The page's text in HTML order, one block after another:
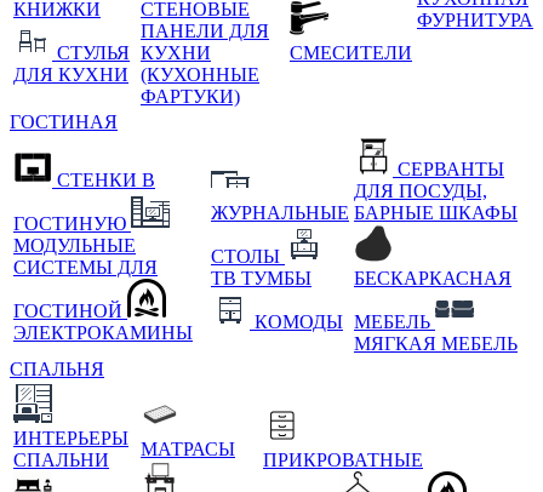
КНИЖКИ
СТУЛЬЯ
ДЛЯ КУХНИ
СТЕНОВЫЕ
ПАНЕЛИ ДЛЯ
КУХНИ
(КУХОННЫЕ
ФАРТУКИ)
СМЕСИТЕЛИ
ФУРНИТУРА
ГОСТИНАЯ
СТЕНКИ В
ГОСТИНУЮ
МОДУЛЬНЫЕ
СИСТЕМЫ ДЛЯ
ГОСТИНОЙ
ЭЛЕКТРОКАМИНЫ
ЖУРНАЛЬНЫЕ
СТОЛЫ
ТВ ТУМБЫ
КОМОДЫ
СЕРВАНТЫ
ДЛЯ ПОСУДЫ,
БАРНЫЕ ШКАФЫ
БЕСКАРКАСНАЯ
МЕБЕЛЬ
МЯГКАЯ МЕБЕЛЬ
СПАЛЬНЯ
ИНТЕРЬЕРЫ
СПАЛЬНИ
МАТРАСЫ
ПРИКРОВАТНЫЕ